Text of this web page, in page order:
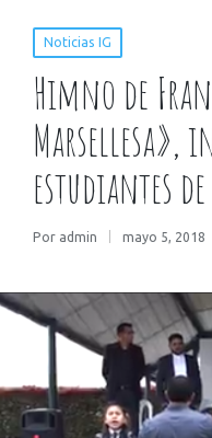
Noticias IG
Himno de
Marsellesa»,
estudiantes
Por admin mayo 5, 2018